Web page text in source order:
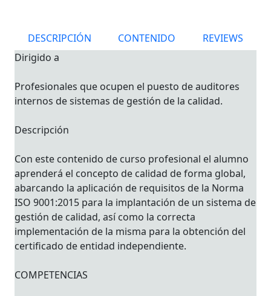
DESCRIPCIÓN CONTENIDO
REVIEWS
Dirigido a
Profesionales que ocupen el puesto de auditores
internos de sistemas de gestión de la calidad.
Descripción
Con este contenido de curso profesional el alumno
aprenderá el concepto de calidad de forma global,
abarcando la aplicación de requisitos de la Norma
ISO 9001:2015 para la implantación de un sistema de
gestión de calidad, así como la correcta
implementación de la misma para la obtención del
certificado de entidad independiente.
COMPETENCIAS